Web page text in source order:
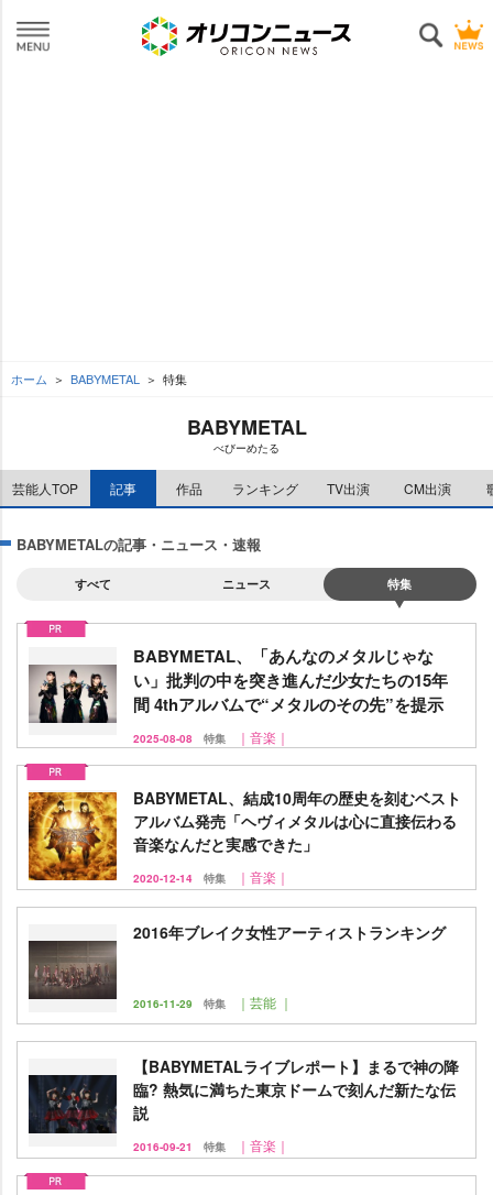
ホーム BABYMETAL 特集
BABYMETAL
べびーめたる
芸能人TOP 記事 作品 ランキング TV出演 CM出演
BABYMETALの記事・ニュース・速報
すべて ニュース 特集
BABYMETAL、「あんなのメタルじゃな
い」批判の中を突き進んだ少女たちの15年
間 4thアルバムで“メタルのその先”を提示
2025-08-08 特集 ｜音楽｜
BABYMETAL、結成10周年の歴史を刻むベスト
アルバム発売「ヘヴィメタルは心に直接伝わる
音楽なんだと実感できた」
2020-12-14 特集 ｜音楽｜
2016年ブレイク女性アーティストランキング
2016-11-29 特集 ｜芸能 ｜
【BABYMETALライブレポート】まるで神の降
臨? 熱気に満ちた東京ドームで刻んだ新たな伝
説
2016-09-21 特集 ｜音楽｜